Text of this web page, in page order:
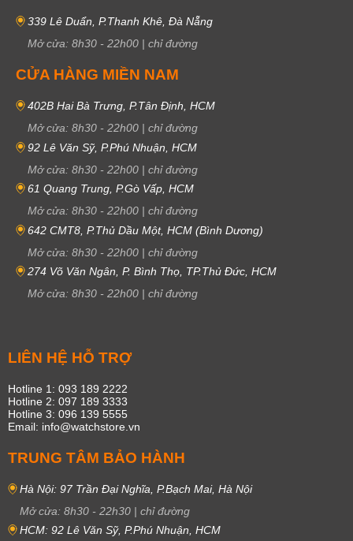
339 Lê Duẩn, P.Thanh Khê, Đà Nẵng
Mở cửa: 8h30 - 22h00 | chỉ đường
CỬA HÀNG MIỀN NAM
402B Hai Bà Trưng, P.Tân Định, HCM
Mở cửa: 8h30 - 22h00 | chỉ đường
92 Lê Văn Sỹ, P.Phú Nhuận, HCM
Mở cửa: 8h30 - 22h00 | chỉ đường
61 Quang Trung, P.Gò Vấp, HCM
Mở cửa: 8h30 - 22h00 | chỉ đường
642 CMT8, P.Thủ Dầu Một, HCM (Bình Dương)
Mở cửa: 8h30 - 22h00 | chỉ đường
274 Võ Văn Ngân, P. Bình Thọ, TP.Thủ Đức, HCM
Mở cửa: 8h30 - 22h00 | chỉ đường
LIÊN HỆ HỖ TRỢ
Hotline 1: 093 189 2222
Hotline 2: 097 189 3333
Hotline 3: 096 139 5555
Email: info@watchstore.vn
TRUNG TÂM BẢO HÀNH
Hà Nội: 97 Trần Đại Nghĩa, P.Bạch Mai, Hà Nội
Mở cửa: 8h30 - 22h30 | chỉ đường
HCM: 92 Lê Văn Sỹ, P.Phú Nhuận, HCM